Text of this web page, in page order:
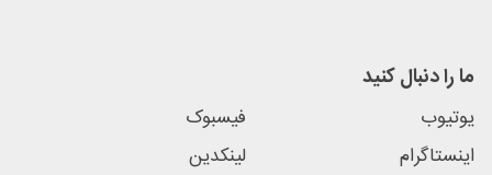
ما را دنبال کنید
فیسبوک
یوتیوب
لینکدین
اینستاگرام